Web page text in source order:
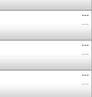
---
---
---
---
---
---